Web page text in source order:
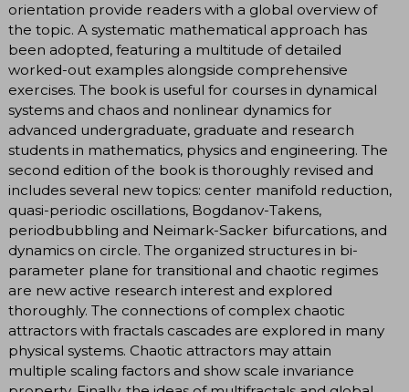
orientation provide readers with a global overview of
the topic. A systematic mathematical approach has
been adopted, featuring a multitude of detailed
worked-out examples alongside comprehensive
exercises. The book is useful for courses in dynamical
systems and chaos and nonlinear dynamics for
advanced undergraduate, graduate and research
students in mathematics, physics and engineering. The
second edition of the book is thoroughly revised and
includes several new topics: center manifold reduction,
quasi-periodic oscillations, Bogdanov-Takens,
periodbubbling and Neimark-Sacker bifurcations, and
dynamics on circle. The organized structures in bi-
parameter plane for transitional and chaotic regimes
are new active research interest and explored
thoroughly. The connections of complex chaotic
attractors with fractals cascades are explored in many
physical systems. Chaotic attractors may attain
multiple scaling factors and show scale invariance